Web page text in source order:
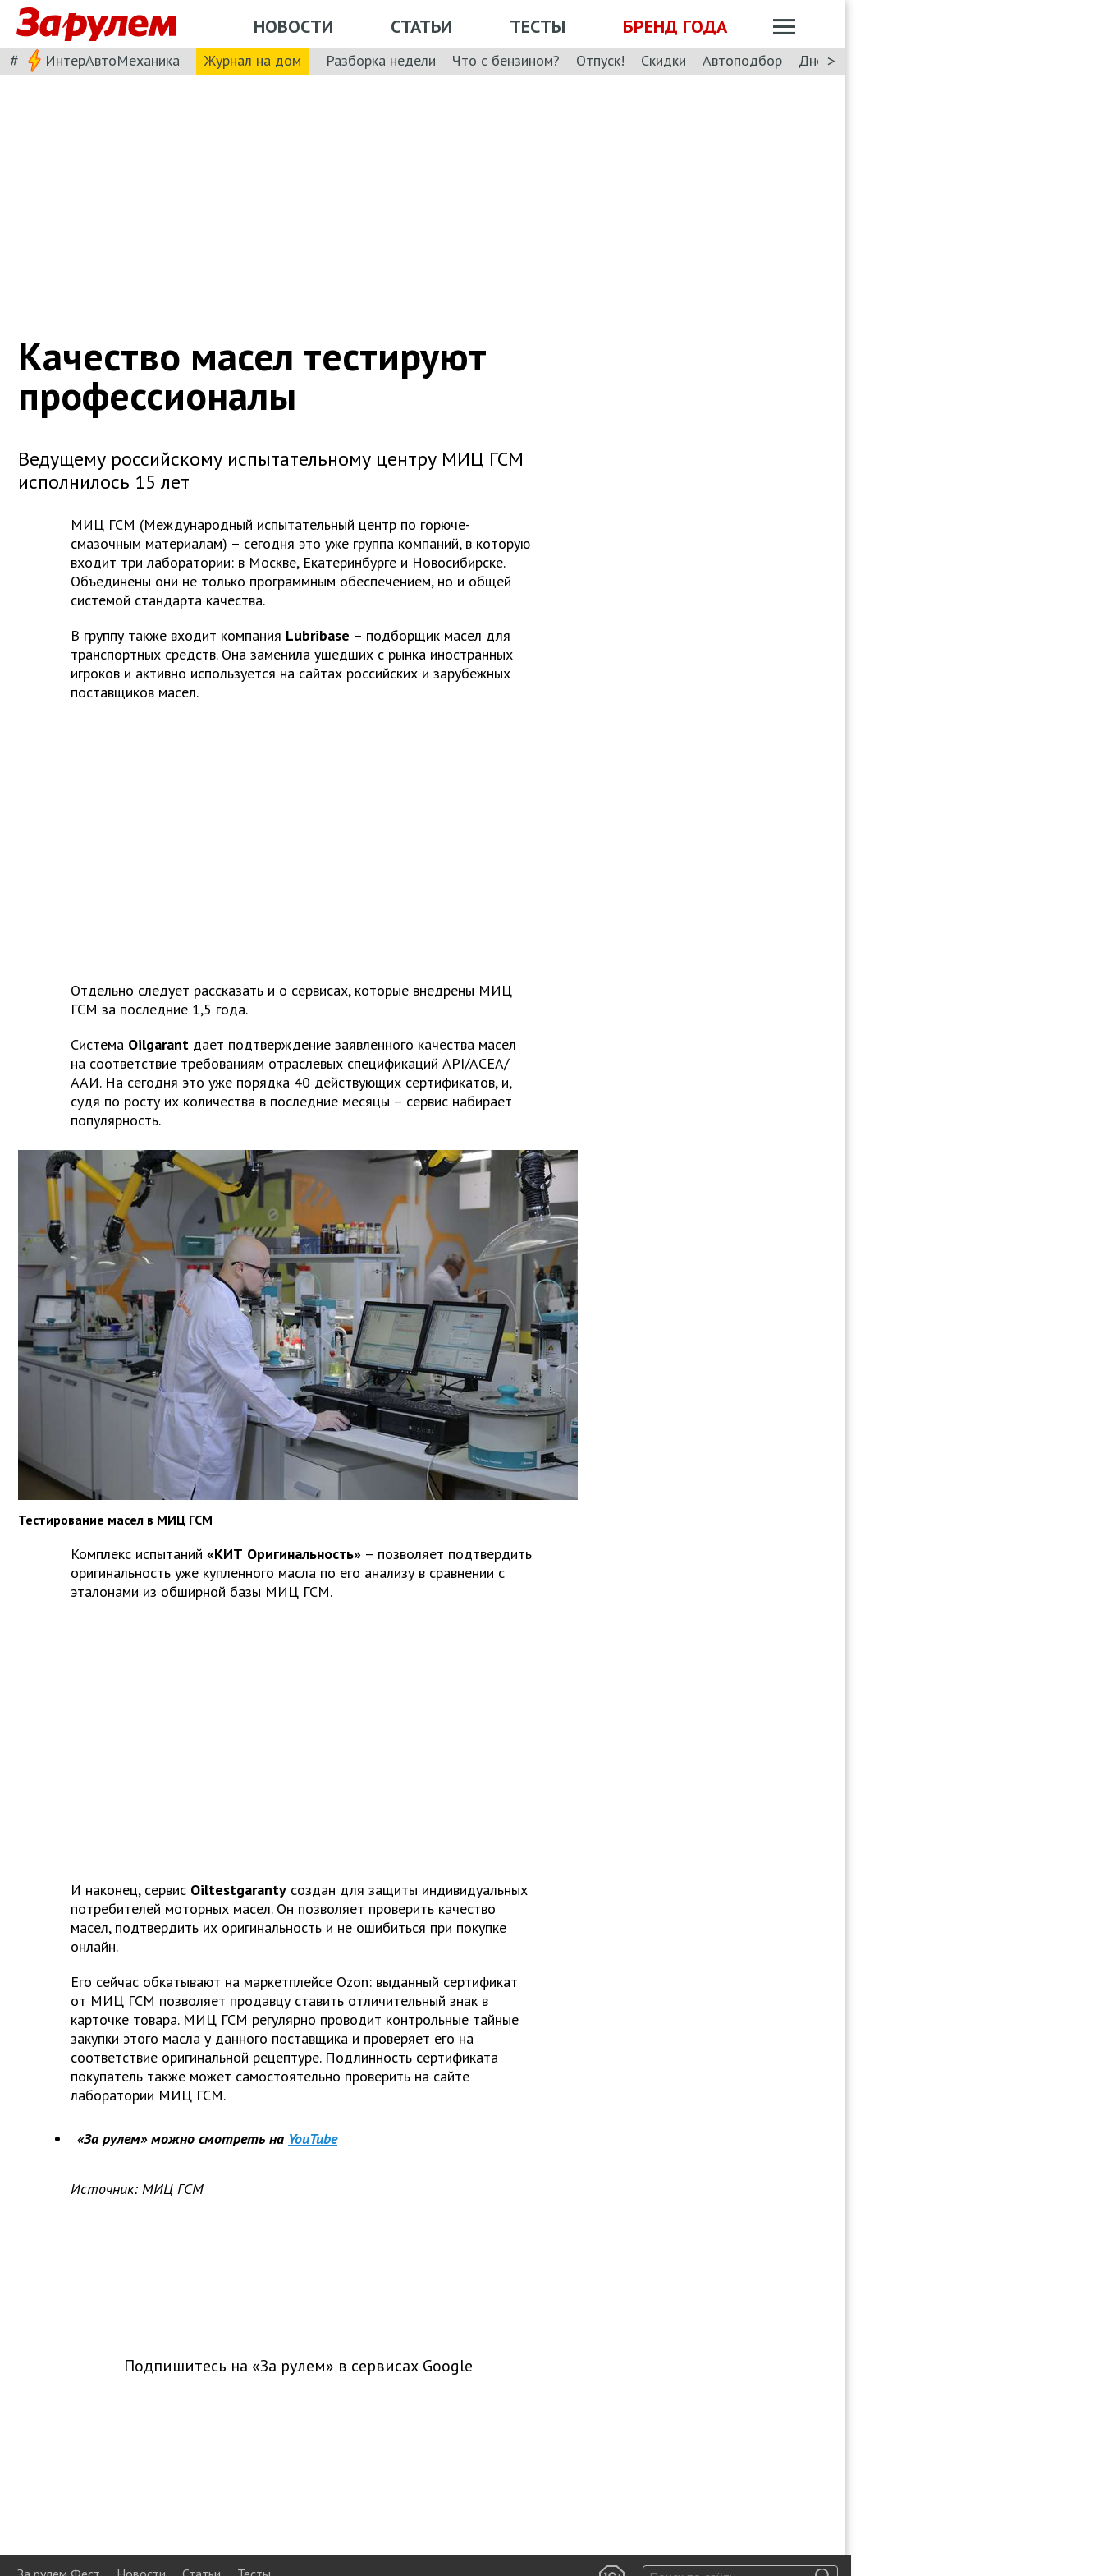
НОВОСТИ СТАТЬИ ТЕСТЫ БРЕНД ГОДА
# ИнтерАвтоМеханика Журнал на дом Разборка недели Что с бензином? Отпуск! Скидки Автоподбор Дневник: Лада Искра
>
Качество масел тестируют
профессионалы
Ведущему российскому испытательному центру МИЦ ГСМ
исполнилось 15 лет
МИЦ ГСМ (Международный испытательный центр по горюче-
смазочным материалам) – сегодня это уже группа компаний, в которую
входит три лаборатории: в Москве, Екатеринбурге и Новосибирске.
Объединены они не только программным обеспечением, но и общей
системой стандарта качества.
В группу также входит компания Lubribase – подборщик масел для
транспортных средств. Она заменила ушедших с рынка иностранных
игроков и активно используется на сайтах российских и зарубежных
поставщиков масел.
Отдельно следует рассказать и о сервисах, которые внедрены МИЦ
ГСМ за последние 1,5 года.
Система Oilgarant дает подтверждение заявленного качества масел
на соответствие требованиям отраслевых спецификаций API/ACEA/
ААИ. На сегодня это уже порядка 40 действующих сертификатов, и,
судя по росту их количества в последние месяцы – сервис набирает
популярность.
Тестирование масел в МИЦ ГСМ
Комплекс испытаний «КИТ Оригинальность» – позволяет подтвердить
оригинальность уже купленного масла по его анализу в сравнении с
эталонами из обширной базы МИЦ ГСМ.
И наконец, сервис Oiltestgaranty создан для защиты индивидуальных
потребителей моторных масел. Он позволяет проверить качество
масел, подтвердить их оригинальность и не ошибиться при покупке
онлайн.
Его сейчас обкатывают на маркетплейсе Ozon: выданный сертификат
от МИЦ ГСМ позволяет продавцу ставить отличительный знак в
карточке товара. МИЦ ГСМ регулярно проводит контрольные тайные
закупки этого масла у данного поставщика и проверяет его на
соответствие оригинальной рецептуре. Подлинность сертификата
покупатель также может самостоятельно проверить на сайте
лаборатории МИЦ ГСМ.
«За рулем» можно смотреть на YouTube
Источник: МИЦ ГСМ
Подпишитесь на «За рулем» в сервисах Google